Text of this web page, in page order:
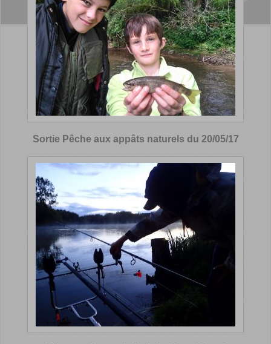
Sortie Pêche aux appâts naturels du 20/05/17